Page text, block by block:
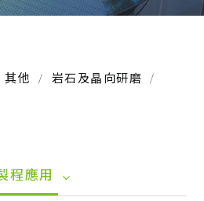
其他
岩石及晶向研磨
程應用